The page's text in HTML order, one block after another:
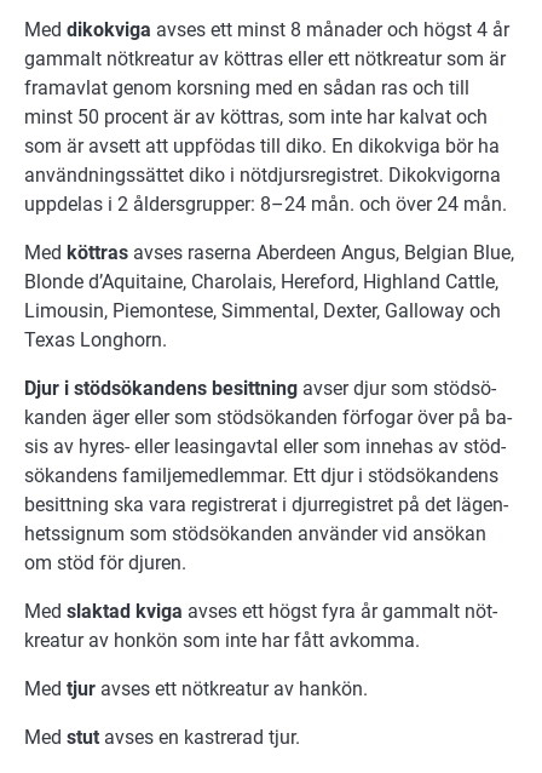
Med di­ko­kvi­ga av­ses ett minst 8 må­na­der och högst 4 år
gam­malt nöt­kre­a­tur av kött­ras el­ler ett nöt­kre­a­tur som är
fram­av­lat ge­nom kors­ning med en så­dan ras och till
minst 50 pro­cent är av kött­ras, som inte har kalvat och
som är av­sett att upp­fö­das till diko. En di­ko­kvi­ga bör ha
an­vänd­nings­sät­tet diko i nöt­djurs­re­gist­ret. Di­ko­kvi­gor­na
upp­de­las i 2 ål­ders­grup­per: 8–24 mån. och över 24 mån.
Med kött­ras av­ses ra­ser­na Aber­deen An­gus, Bel­gi­an Blue,
Blon­de d’Aqui­tai­ne, Cha­rolais, He­re­ford, Highland Catt­le,
Li­mou­sin, Pi­e­mon­te­se, Sim­men­tal, Dex­ter, Gal­lo­way och
Texas Long­horn.
Djur i stöd­sö­kan­dens be­sitt­ning av­ser djur som stöd­sö­
kan­den äger el­ler som stöd­sö­kan­den för­fo­gar över på ba­
sis av hy­res- el­ler le­a­sing­av­tal el­ler som in­ne­has av stöd­
sö­kan­dens fa­mil­je­med­lem­mar. Ett djur i stödsökandens
be­sitt­ning ska vara re­gi­stre­rat i djur­re­gist­ret på det lä­gen­
hets­sig­num som stöd­sö­kan­den använ­der vid an­sö­kan
om stöd för dju­ren.
Med slak­tad kvi­ga av­ses ett högst fyra år gam­malt nöt­
kre­a­tur av hon­kön som inte har fått av­kom­ma.
Med tjur av­ses ett nöt­kre­a­tur av han­kön.
Med stut av­ses en ka­stre­rad tjur.